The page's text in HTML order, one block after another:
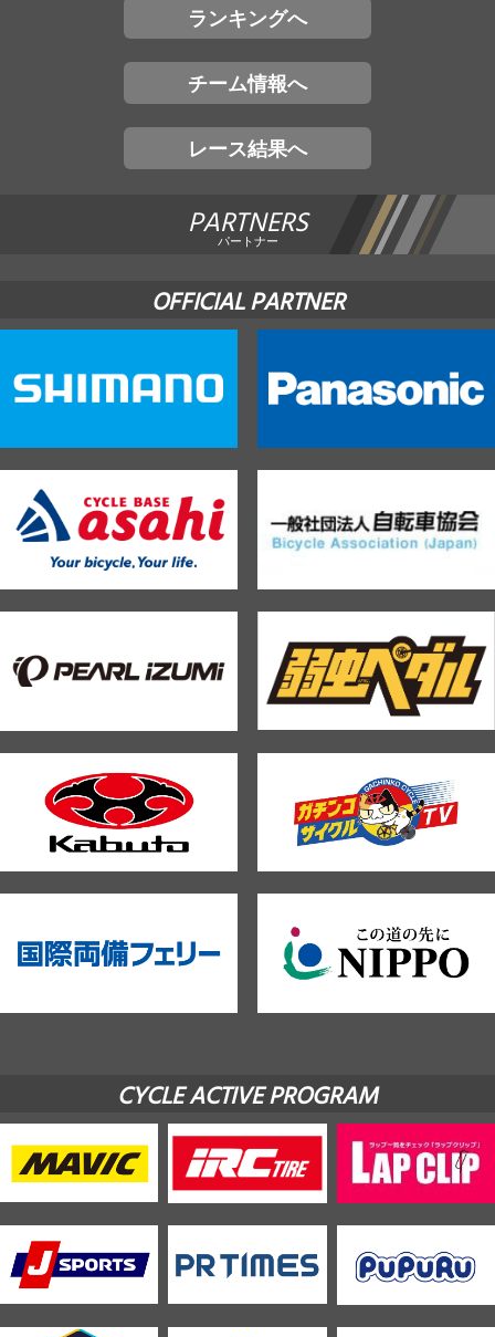
ランキングへ
チーム情報へ
レース結果へ
PARTNERS
パートナー
OFFICIAL PARTNER
CYCLE ACTIVE PROGRAM